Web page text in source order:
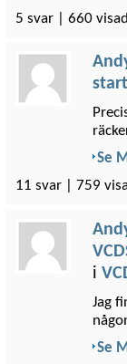
5 svar | 660
Se
11 svar | 759
i
Jag
Se